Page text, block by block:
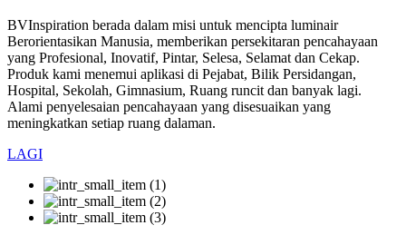
BVInspiration berada dalam misi untuk mencipta luminair
Berorientasikan Manusia, memberikan persekitaran pencahayaan
yang Profesional, Inovatif, Pintar, Selesa, Selamat dan Cekap.
Produk kami menemui aplikasi di Pejabat, Bilik Persidangan,
Hospital, Sekolah, Gimnasium, Ruang runcit dan banyak lagi.
Alami penyelesaian pencahayaan yang disesuaikan yang
meningkatkan setiap ruang dalaman.
LAGI